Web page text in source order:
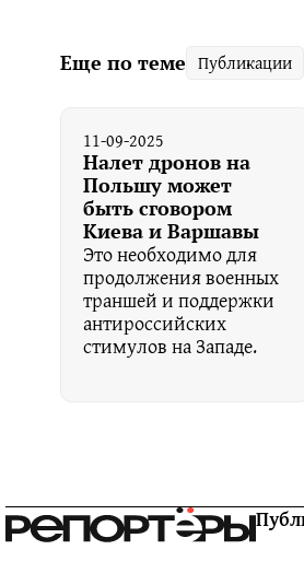
Еще по теме Публикации
11-09-2025
Налет дронов на
Польшу может
быть сговором
Киева и Варшавы
Это необходимо для
продолжения военных
траншей и поддержки
антироссийских
стимулов на Западе.